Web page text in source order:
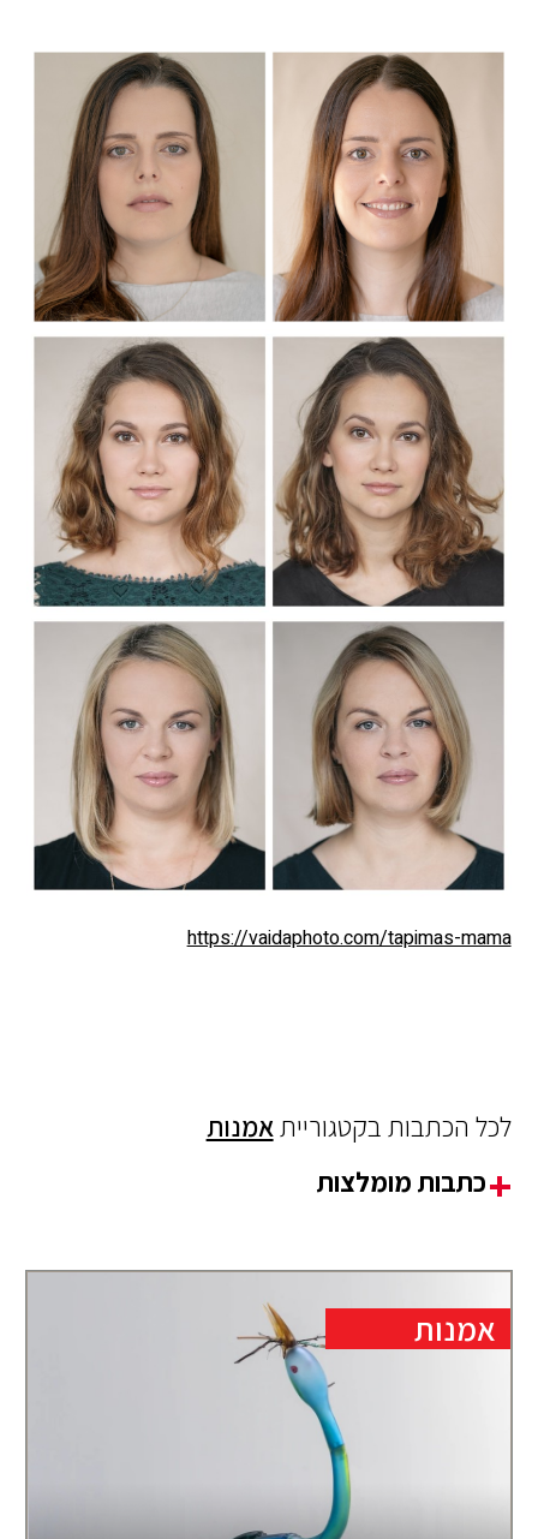
https://vaidaphoto.com/tapimas-mama
לכל הכתבות בקטגורייתאמנות
כתבות מומלצות
אמנות